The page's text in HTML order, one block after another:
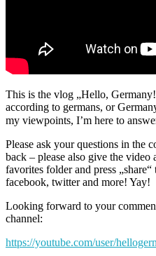
This is the vlog „Hello,
according to germans, or
my viewpoints, I’m here to
Please ask your questions in the
back – please also give the
favorites folder and press
facebook, twitter and more! Yay!
Looking forward to your
channel:
https://youtube.com/user/